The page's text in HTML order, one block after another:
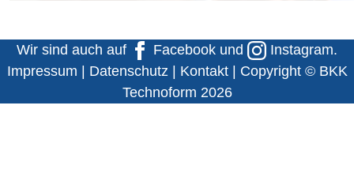
Wir sind auch auf Facebook und Instagram.
Impressum | Datenschutz | Kontakt| Copyright © BKK
Technoform 2026